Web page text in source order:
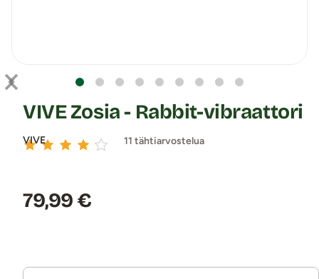
VIVE
VIVE Zosia - Rabbit-vibraattori
11 tähtiarvostelua
Hinta:
79,99 €